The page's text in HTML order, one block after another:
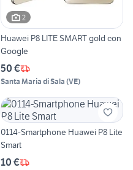
2
Huawei P8 LITE SMART gold con
Google
50 €
Santa Maria di Sala (VE)
0114-Smartphone Huawei P8 Lite
Smart
10 €